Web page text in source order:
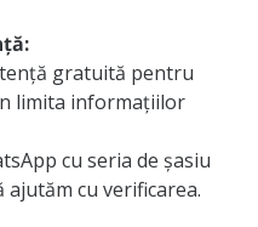
gratuită pentru
limita informațiilor
cu seria de șasiu
cu verificarea.